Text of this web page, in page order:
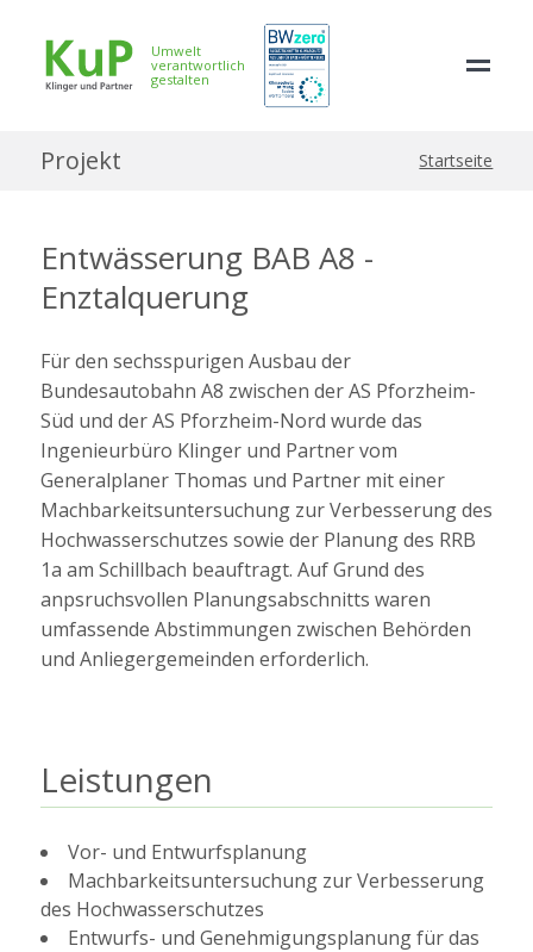
Umwelt
verantwortlich
gestalten
Projekt Startseite
Entwässerung BAB A8 -
Enztalquerung
Für den sechsspurigen Ausbau der
Bundesautobahn A8 zwischen der AS Pforzheim-
Süd und der AS Pforzheim-Nord wurde das
Ingenieurbüro Klinger und Partner vom
Generalplaner Thomas und Partner mit einer
Machbarkeitsuntersuchung zur Verbesserung des
Hochwasserschutzes sowie der Planung des RRB
1a am Schillbach beauftragt. Auf Grund des
anpsruchsvollen Planungsabschnitts waren
umfassende Abstimmungen zwischen Behörden
und Anliegergemeinden erforderlich.
Leistungen
Vor- und Entwurfsplanung
Machbarkeitsuntersuchung zur Verbesserung
des Hochwasserschutzes
Entwurfs- und Genehmigungsplanung für das